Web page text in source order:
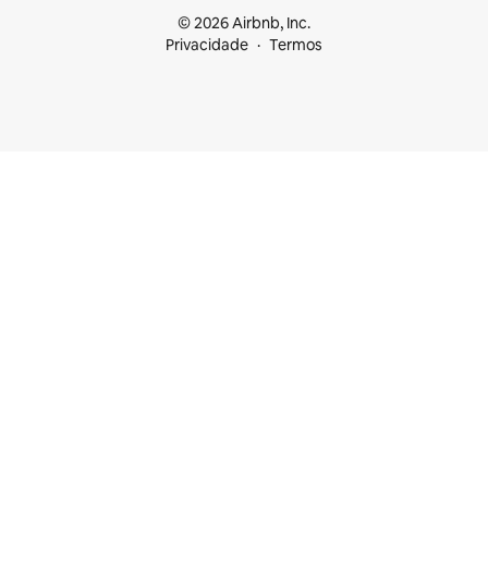
© 2026 Airbnb, Inc.
Privacidade
Termos